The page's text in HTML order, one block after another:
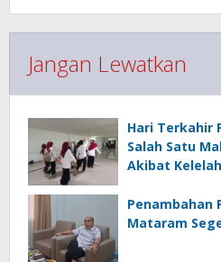
Jangan Lewatkan
Hari Terkahir
Salah Satu
Akibat
Penambahan
Mataram